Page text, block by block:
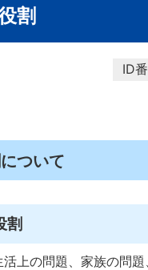
割
ID
ついて
割
上の問題、家族の問